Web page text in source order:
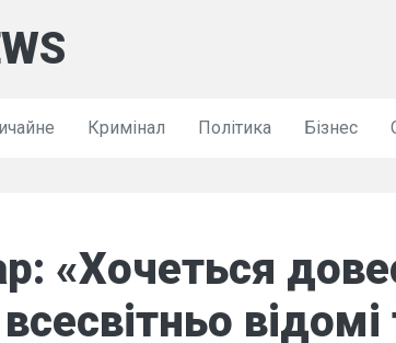
Кримінал Політика Бізнес
«Хочеться
відомі